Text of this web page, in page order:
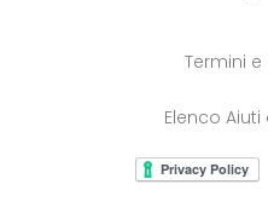
Termini
Elenco